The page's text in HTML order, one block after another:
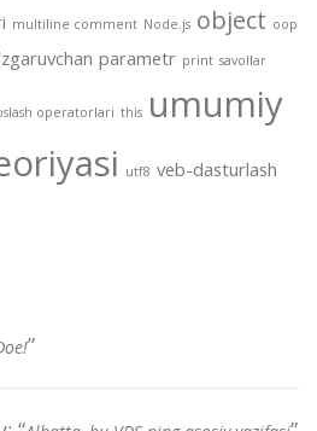
multiline comment Node.js object oop
parametr print savollar
operatorlari this umumiy
utf8 veb-dasturlash
”